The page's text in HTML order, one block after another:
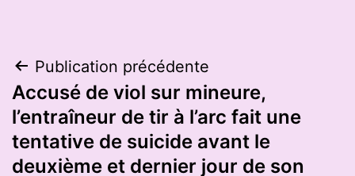
Navigation
de
l’article
Publication précédente
Accusé de viol sur mineure,
l’entraîneur de tir à l’arc fait une
tentative de suicide avant le
deuxième et dernier jour de son